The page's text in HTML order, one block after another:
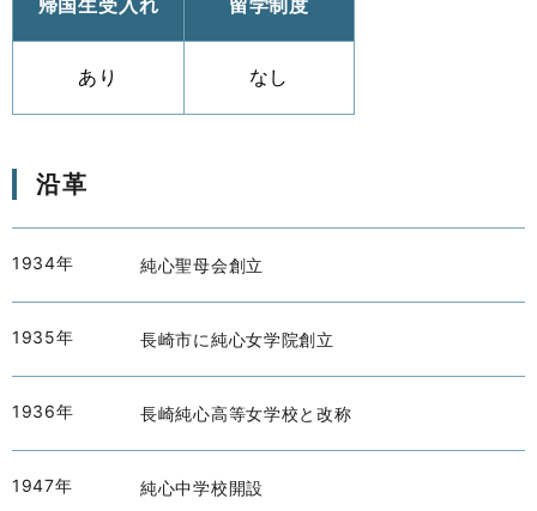
帰国生受入れ 留学制度
あり なし
沿革
1934年 純心聖母会創立
1935年 長崎市に純心女学院創立
1936年 長崎純心高等女学校と改称
1947年 純心中学校開設